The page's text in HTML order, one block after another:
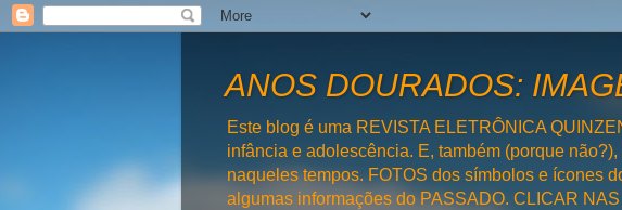
ANOS DOURADOS:
Este blog é uma REVISTA ELETRÔNICA
infância e adolescência. E, também (porque
naqueles tempos. FOTOS dos símbolos e ícones
algumas informações do PASSADO. CLICAR